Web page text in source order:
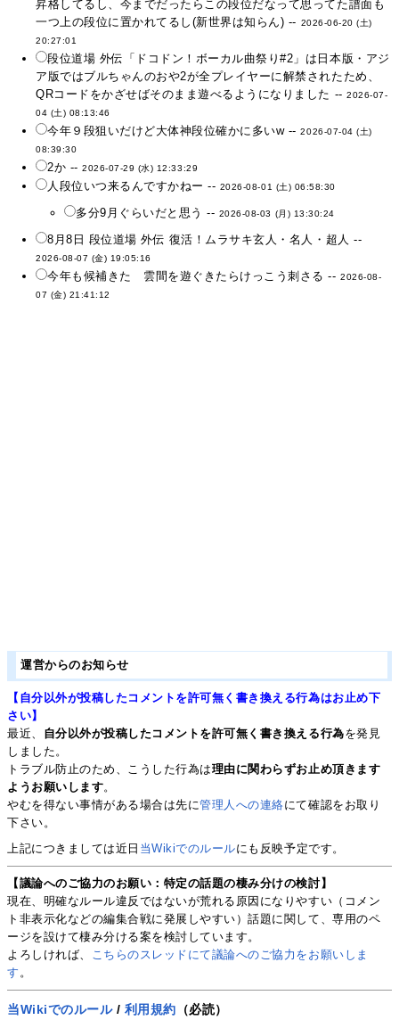
昇格してるし、今までだったらこの段位だなって思ってた譜面も
一つ上の段位に置かれてるし(新世界は知らん) -- 2026-06-20 (土)
20:27:01
段位道場 外伝「ドコドン！ボーカル曲祭り#2」は日本版・アジ
ア版ではブルちゃんのおや2が全プレイヤーに解禁されたため、
QRコードをかざせばそのまま遊べるようになりました --2026-07-
04 (土) 08:13:46
今年９段狙いだけど大体神段位確かに多いw --2026-07-04 (土)
08:39:30
2か --2026-07-29 (水) 12:33:29
人段位いつ来るんですかねー -- 2026-08-01 (土) 06:58:30
多分9月ぐらいだと思う -- 2026-08-03 (月) 13:30:24
8月8日 段位道場 外伝 復活！ムラサキ玄人・名人・超人 --
2026-08-07 (金) 19:05:16
今年も候補きた 雲間を遊ぐきたらけっこう刺さる --2026-08-
07 (金) 21:41:12
運営からのお知らせ
【自分以外が投稿したコメントを許可無く書き換える行為はお止め下
さい】
最近、 自分以外が投稿したコメントを許可無く書き換える行為を発見
しました。
トラブル防止のため、こうした行為は理由に関わらずお止め頂きます
ようお願いします。
やむを得ない事情がある場合は先に管理人への連絡にて確認をお取り
下さい。
上記につきましては近日 当Wikiでのルールにも反映予定です。
【議論へのご協力のお願い：特定の話題の棲み分けの検討】
現在、明確なルール違反ではないが荒れる原因になりやすい（コメン
ト非表示化などの編集合戦に発展しやすい）話題に関して、専用のペ
ージを設けて棲み分ける案を検討しています。
よろしければ、 こちらのスレッドにて議論へのご協力をお願いしま
す 。
当Wikiでのルール/ 利用規約 （必読）